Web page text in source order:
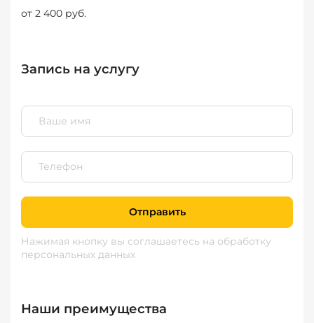
от 2 400 руб.
Запись на услугу
Отправить
Нажимая кнопку вы соглашаетесь на обработку
персональных данных
Наши преимущества